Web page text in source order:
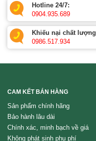
Hotline 24/7:
0904.935.689
Khiếu nại chất
0986.517.934
CAM KẾT BÁN HÀNG
Sản phẩm chính hãng
Bảo hành lâu dài
Chính xác, minh bạch về giá
Không phát sinh phụ phí